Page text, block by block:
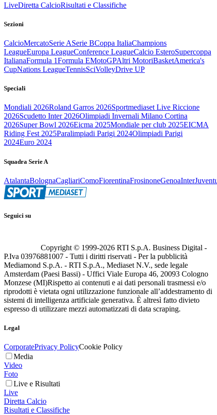
LiveDiretta CalcioRisultati e Classifiche
Sezioni
CalcioMercatoSerie ASerie BCoppa ItaliaChampions
LeagueEuropa LeagueConference LeagueCalcio EsteroSupercoppa
ItalianaFormula 1Formula EMotoGPAltri MotoriBasketAmerica's
CupNations LeagueTennisSciVolleyDrive UP
Speciali
Mondiali 2026Roland Garros 2026Sportmediaset Live Riccione
2026Scudetto Inter 2026Olimpiadi Invernali Milano Cortina
2026Super Bowl 2026Eicma 2025Mondiale per club 2025EICMA
Riding Fest 2025Paralimpiadi Parigi 2024Olimpiadi Parigi
2024Euro 2024
Squadra Serie A
AtalantaBolognaCagliariComoFiorentinaFrosinoneGenoaInter
Seguici su
Copyright © 1999-2026 RTI S.p.A. Business Digital -
P.Iva 03976881007 - Tutti i diritti riservati - Per la pubblicità
Mediamond S.p.A. - RTI S.p.A., Mediaset N.V., sede legale
Amsterdam (Paesi Bassi) - Uffici Viale Europa 46, 20093 Cologno
Monzese (MI)Rispetto ai contenuti e ai dati personali trasmessi e/o
riprodotti è vietata ogni utilizzazione funzionale all’addestramento di
sistemi di intelligenza artificiale generativa. È altresì fatto divieto
espresso di utilizzare mezzi automatizzati di data scraping.
Legal
CorporatePrivacy PolicyCookie Policy
Media
Video
Foto
Live e Risultati
Live
Diretta Calcio
Risultati e Classifiche